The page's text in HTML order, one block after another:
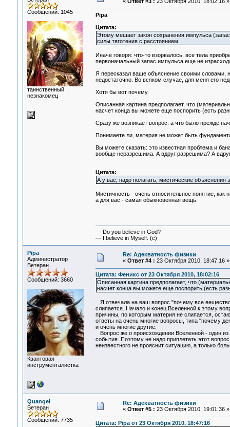
Сообщений: 1045
таинственный
незнакомец
Pipa
Цитата:
Этому мешает закон сохранения импульса
силы тяготения с расстоянием.
Иначе говоря: что-то взорвалось, все тела
первоначальный запас импульса еще не
Я пересказал ваше объяснение своими словами,
недостаточно. Во всяком случае, для меня его
Хотя бы вот почему.
Описанная картина предполагает, что
насчет конца вы можете еще поспорить (есть
Сразу же возникает вопрос: а что было прежде
Понимаете ли, материя не может быть
Вы можете сказать: это известная проблема и
вообще неразрешима. А вдруг разрешима? А
Цитата:
А у вас, надо полагать, мистические объяснения
Мистичность - очень относительное понятие,
а для вас - самая обыкновенная вещь.
— Do you believe in God?
— I believe in Myself. (c)
Pipa
Администратор
Ветеран
Сообщений: 3660
Квантовая
инструменталистка
Re: Адекватность физики
« Ответ #4 : 23 Октября 2010, 18:47:16 »
Цитата: Феникс от 23 Октября 2010, 18:02:16
Описанная картина предполагает, что
насчет конца вы можете еще поспорить (есть
Я отвечала на ваш вопрос "почему все
слипается. Начало и конец Вселенной к этому
причины, по которым материя не слипается,
ответы на очень многие вопросы, типа "почему
и очень многие друтие.
Вопрос же о происхождении Вселенной - один из
события. Поэтому не надо приплетать этот
неизвестного не прояснит ситуацию, а только
Quangel
Ветеран
Сообщений: 7735
Re: Адекватность физики
« Ответ #5 : 23 Октября 2010, 19:01:36 »
Цитата: Pipa от 23 Октября 2010, 18:47:16